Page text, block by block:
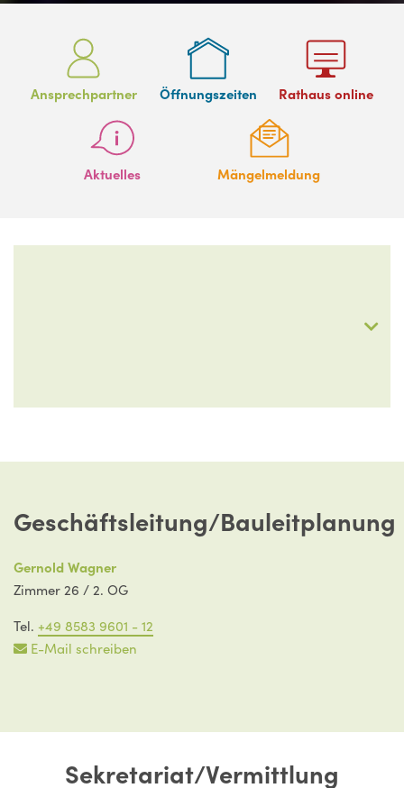
Ansprechpartner Öffnungszeiten Rathaus online
Aktuelles Mängelmeldung
andreas.rothbauer@neureichenau.bayern.de
Geschäftsleitung/Bauleitplanung
Gernold Wagner
Zimmer 26 / 2. OG
Tel. +49 8583 9601 - 12
E-Mail schreiben
Sekretariat/Vermittlung